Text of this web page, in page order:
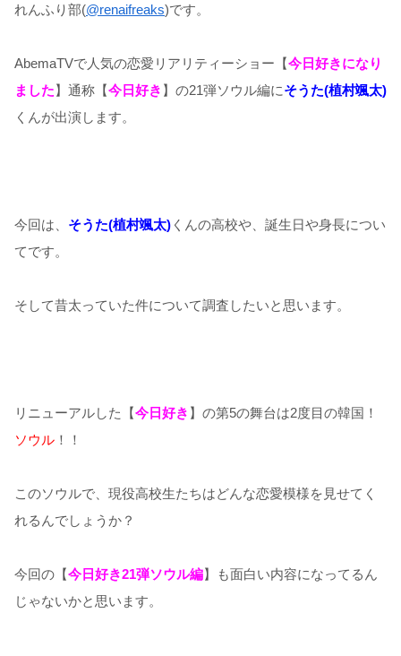
れんふり部(@renaifreaks)です。
AbemaTVで人気の恋愛リアリティーショー【今日好きになり
ました】通称【今日好き 】の21弾ソウル編にそうた(植村颯太)
くんが出演します。
今回は、 そうた(植村颯太) くんの高校や、誕生日や身長につい
てです。
そして昔太っていた件について調査したいと思います。
リニューアルした【今日好き 】の第5の舞台は2度目の韓国！
ソウル ！！
このソウルで、現役高校生たちはどんな恋愛模様を見せてく
れるんでしょうか？
今回の【今日好き21弾ソウル編】も面白い内容になってるん
じゃないかと思います。